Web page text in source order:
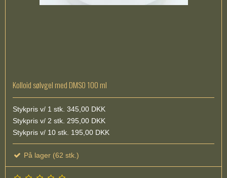
Kolloid sølvgel med DMSO 100 ml
Stykpris v/ 1 stk. 345,00 DKK
Stykpris v/ 2 stk. 295,00 DKK
Stykpris v/ 10 stk. 195,00 DKK
På lager (62 stk.)